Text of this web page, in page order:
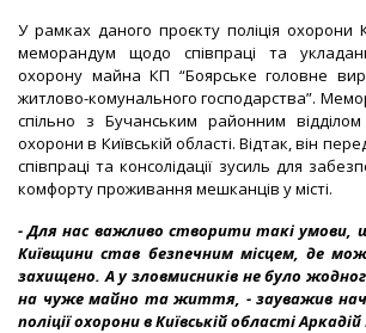
У рамках даного проєкту поліція охорони
меморандум щодо співпраці та
охорону майна КП “Боярське головне
житлово-комунального господарства”.
спільно з Бучанським районним відділом
охорони в Київській області. Відтак, він
співпраці та консолідації зусиль для
комфорту проживання мешканців у місті.
- Для нас важливо створити такі умови,
Київщини став безпечним місцем, де
захищено. А у зловмисників не було
на чуже майно та життя, - зауважив
поліції охорони в Київській області